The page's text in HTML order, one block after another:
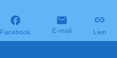
Facebook E-mail Lien